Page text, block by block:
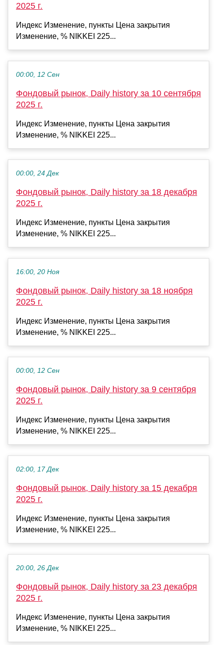
2025 г.
Индекс Изменение, пункты Цена закрытия
Изменение, % NIKKEI 225...
00:00, 12 Сен
Фондовый рынок, Daily history за 10 сентября
2025 г.
Индекс Изменение, пункты Цена закрытия
Изменение, % NIKKEI 225...
00:00, 24 Дек
Фондовый рынок, Daily history за 18 декабря
2025 г.
Индекс Изменение, пункты Цена закрытия
Изменение, % NIKKEI 225...
16:00, 20 Ноя
Фондовый рынок, Daily history за 18 ноября
2025 г.
Индекс Изменение, пункты Цена закрытия
Изменение, % NIKKEI 225...
00:00, 12 Сен
Фондовый рынок, Daily history за 9 сентября
2025 г.
Индекс Изменение, пункты Цена закрытия
Изменение, % NIKKEI 225...
02:00, 17 Дек
Фондовый рынок, Daily history за 15 декабря
2025 г.
Индекс Изменение, пункты Цена закрытия
Изменение, % NIKKEI 225...
20:00, 26 Дек
Фондовый рынок, Daily history за 23 декабря
2025 г.
Индекс Изменение, пункты Цена закрытия
Изменение, % NIKKEI 225...